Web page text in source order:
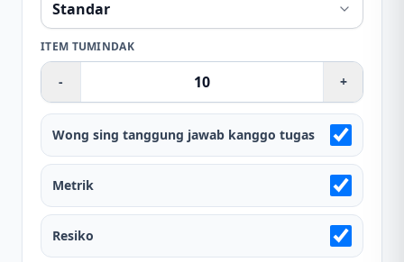
ITEM TUMINDAK
- +
Wong sing tanggung jawab kanggo tugas
Metrik
Resiko